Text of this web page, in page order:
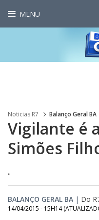
MENU
Noticias R7 Balanço Geral BA
Vigilante é
Simões
.
BALANÇO GERAL BA | Do
14/04/2015 - 15H14